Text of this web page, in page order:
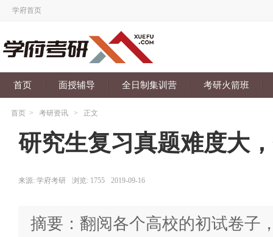
学府首页
首页 面授辅导 全日制集训营 考研火箭班
首页 > 考研资讯 > 正文
研究生复习真题难度大
来源: 学府考研 浏览: 1755 2019-09-16
摘要：翻阅各个高校的初试卷子